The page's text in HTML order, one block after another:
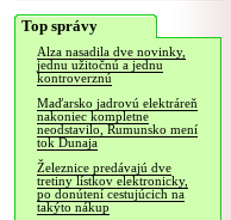
Top správy
Alza nasadila dve novinky,
jednu užitočnú a jednu
kontroverznú
Maďarsko jadrovú elektráreň
nakoniec kompletne
neodstavilo, Rumunsko mení
tok Dunaja
Železnice predávajú dve
tretiny lístkov elektronicky,
po donútení cestujúcich na
takýto nákup